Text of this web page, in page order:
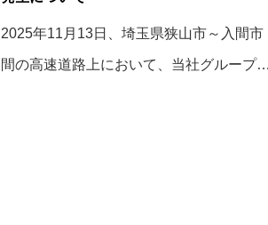
2025年11月13日、埼玉県狭山市～入間市
間の高速道路上において、当社グループ…